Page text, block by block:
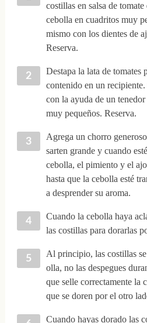
costillas en salsa de
cebolla en cuadritos muy
mismo con los dientes de
Reserva.
Destapa la lata de tomates
contenido en un
con la ayuda de un
muy pequeños. Reserva.
Agrega un chorro
sarten grande y cuando
cebolla, el pimiento y el
hasta que la cebolla esté
a desprender su aroma.
Cuando la cebolla haya
las costillas para dorarlas
Al principio, las costillas
olla, no las despegues
que selle correctamente la
que se doren por el otro
Cuando hayas dorado las